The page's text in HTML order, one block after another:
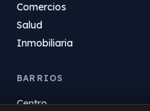
Comercios
Salud
Inmobiliaria
BARRIOS
Centro